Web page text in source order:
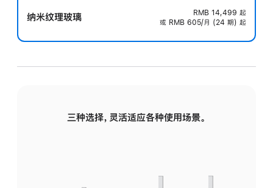
纳米纹理玻璃 RMB 14,499 起
或 RMB 605/月 (24 期) 起
三种选择，灵活适应各种使用场景。